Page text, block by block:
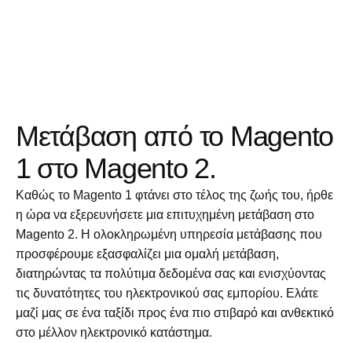
Μετάβαση από το Magento
1 στο Magento 2.
Καθώς το Magento 1 φτάνει στο τέλος της ζωής του, ήρθε
η ώρα να εξερευνήσετε μια επιτυχημένη μετάβαση στο
Magento 2. Η ολοκληρωμένη υπηρεσία μετάβασης που
προσφέρουμε εξασφαλίζει μια ομαλή μετάβαση,
διατηρώντας τα πολύτιμα δεδομένα σας και ενισχύοντας
τις δυνατότητες του ηλεκτρονικού σας εμπορίου. Ελάτε
μαζί μας σε ένα ταξίδι προς ένα πιο στιβαρό και ανθεκτικό
στο μέλλον ηλεκτρονικό κατάστημα.